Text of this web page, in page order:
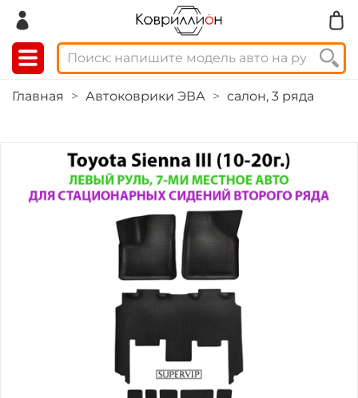
Главная Автоковрики ЭВА салон, 3 ряда